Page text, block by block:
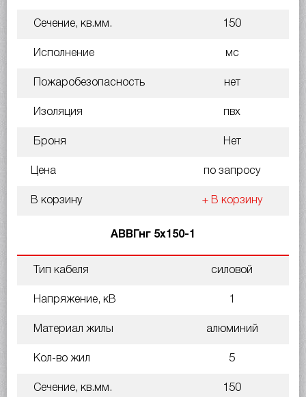
Сечение, кв.мм. 150
Исполнение мс
Пожаробезопасность нет
Изоляция пвх
Броня Нет
Цена по запросу
В корзину + В корзину
АВВГнг 5х150-1
Тип кабеля силовой
Напряжение, кВ 1
Материал жилы алюминий
Кол-во жил 5
Сечение, кв.мм. 150